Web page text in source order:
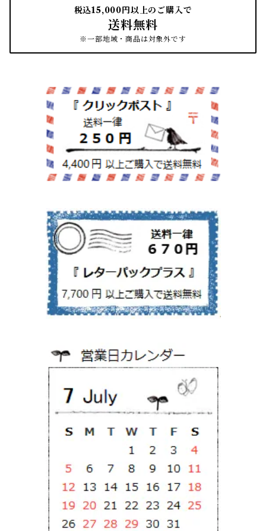
税込15,000円以上のご購入で
送料無料
※一部地域・商品は対象外です